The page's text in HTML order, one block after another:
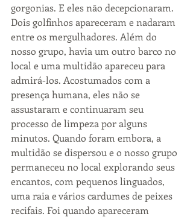
gorgonias. E eles não decepcionaram.
Dois golfinhos apareceram e nadaram
entre os mergulhadores. Além do
nosso grupo, havia um outro barco no
local e uma multidão apareceu para
admirá-los. Acostumados com a
presença humana, eles não se
assustaram e continuaram seu
processo de limpeza por alguns
minutos. Quando foram embora, a
multidão se dispersou e o nosso grupo
permaneceu no local explorando seus
encantos, com pequenos linguados,
uma raia e vários cardumes de peixes
recifais. Foi quando apareceram